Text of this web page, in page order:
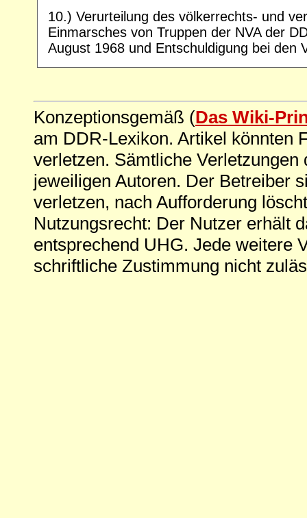
10.) Verurteilung des völkerrechts- und
Einmarsches von Truppen der NVA der
August 1968 und Entschuldigung bei den
Konzeptionsgemäß (Das Wiki-
am DDR-Lexikon. Artikel könnten
verletzen. Sämtliche
jeweiligen Autoren. Der Betreiber
verletzen, nach Aufforderung
Nutzungsrecht: Der Nutzer erhält
entsprechend UHG. Jede weitere
schriftliche Zustimmung nicht